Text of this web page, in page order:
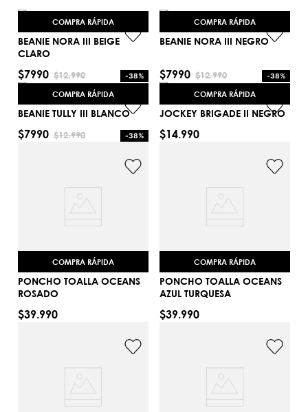
COMPRA RÁPIDA
TU
AGREGAR AL CARRITO
BEANIE NORA III BEIGE
CLARO
$12.990
$7990 -38%
COMPRA RÁPIDA
TU
AGREGAR AL CARRITO
BEANIE NORA III NEGRO
$12.990
$7990 -38%
COMPRA RÁPIDA
BEANIE TULLY III BLANCO
$12.990
$7990 -38%
COMPRA RÁPIDA
JOCKEY BRIGADE II NEGRO
$14.990
COMPRA RÁPIDA
TU
PONCHO TOALLA OCEANS
ROSADO
$39.990
COMPRA RÁPIDA
TU
PONCHO TOALLA OCEANS
AZUL TURQUESA
$39.990